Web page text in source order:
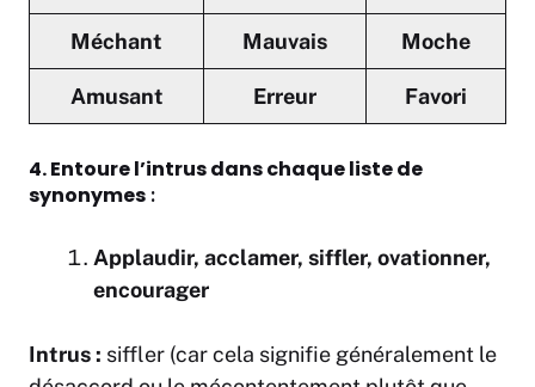
Méchant Mauvais Moche
Amusant Erreur Favori
4. Entoure l’intrus dans chaque liste de
synonymes :
Applaudir, acclamer, siffler, ovationner,
encourager
Intrus : siffler (car cela signifie généralement le